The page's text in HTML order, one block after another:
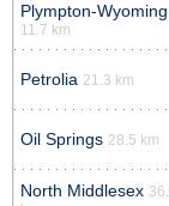
Plympton-Wyoming
11.7 km
Petrolia 21.3 km
Oil Springs 28.5 km
North Middlesex